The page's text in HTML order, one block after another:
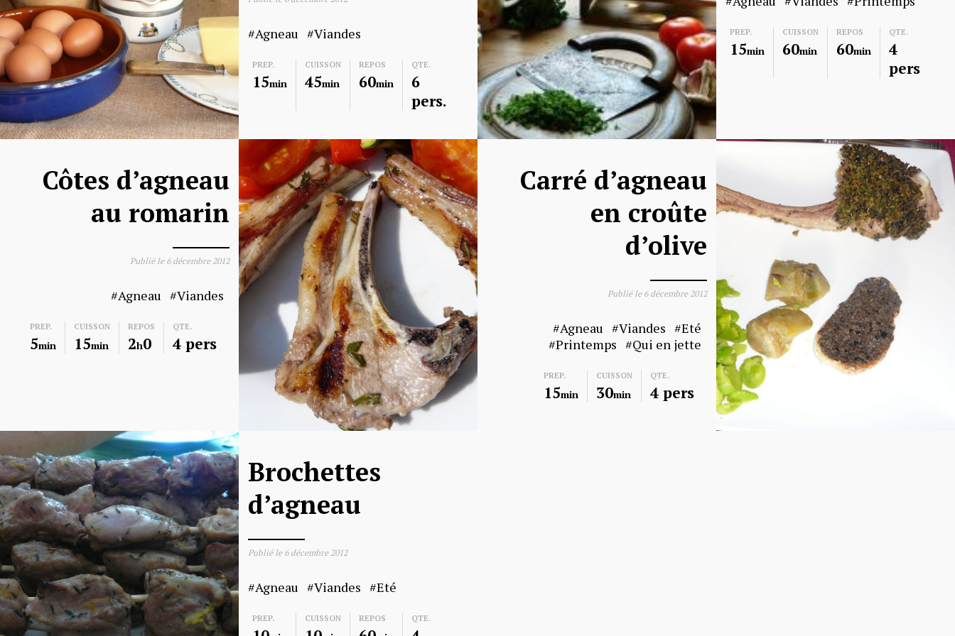
Agneau Viandes
PREP.
15min
CUISSON
45min
REPOS
60min
QTE.
6
pers.
PREP.
15min
CUISSON
60min
REPOS
60min
QTE.
4
pers
Côtes d’agneau
au romarin
Publié le 6 décembre 2012
Agneau Viandes
PREP.
5min
CUISSON
15min
REPOS
2h0
QTE.
4 pers
Carré d’agneau
en croûte
d’olive
Publié le 6 décembre 2012
Agneau Viandes
Eté
Printemps
Qui en jette
PREP.
15min
CUISSON
30min
QTE.
4 pers
Brochettes
d’agneau
Publié le 6 décembre 2012
Agneau Viandes Eté
PREP. CUISSON REPOS QTE.